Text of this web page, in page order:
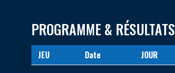
PROGRAMME & RÉSULTATS
JEU Date JOUR